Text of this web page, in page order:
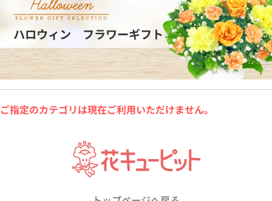
ハロウィン フラワーギフト
ご指定のカテゴリは現在ご利用いただけません。